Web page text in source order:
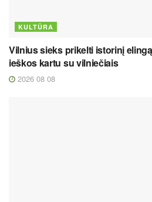
KULTŪRA
Vilnius sieks prikelti istorinį
ieškos kartu su vilniečiais
2026 08 08